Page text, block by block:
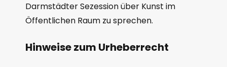
Darmstädter Sezession über Kunst im
Öffentlichen Raum zu sprechen.
Hinweise zum Urheberrecht